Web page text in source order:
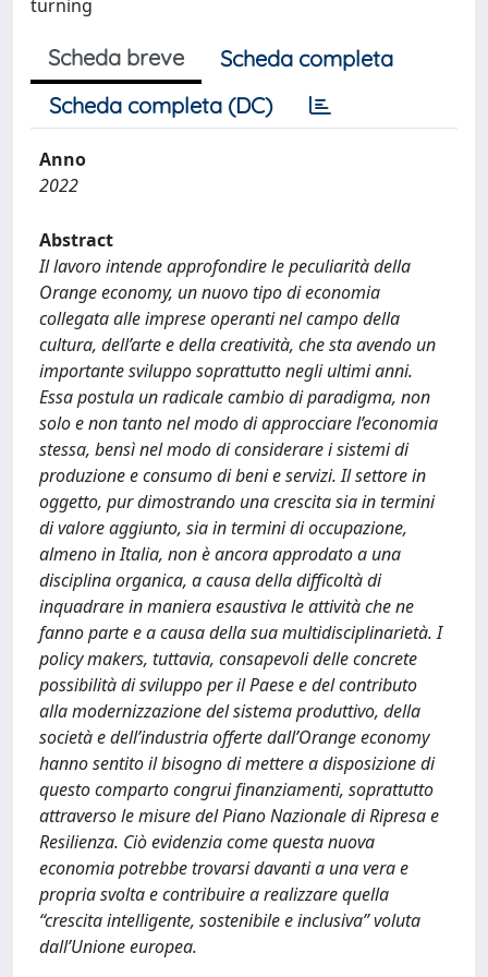
turning
Scheda breve
Scheda completa
Scheda completa (DC)
Anno
2022
Abstract
Il lavoro intende approfondire le peculiarità della
Orange economy, un nuovo tipo di economia
collegata alle imprese operanti nel campo della
cultura, dell’arte e della creatività, che sta avendo un
importante sviluppo soprattutto negli ultimi anni.
Essa postula un radicale cambio di paradigma, non
solo e non tanto nel modo di approcciare l’economia
stessa, bensì nel modo di considerare i sistemi di
produzione e consumo di beni e servizi. Il settore in
oggetto, pur dimostrando una crescita sia in termini
di valore aggiunto, sia in termini di occupazione,
almeno in Italia, non è ancora approdato a una
disciplina organica, a causa della difficoltà di
inquadrare in maniera esaustiva le attività che ne
fanno parte e a causa della sua multidisciplinarietà. I
policy makers, tuttavia, consapevoli delle concrete
possibilità di sviluppo per il Paese e del contributo
alla modernizzazione del sistema produttivo, della
società e dell’industria offerte dall’Orange economy
hanno sentito il bisogno di mettere a disposizione di
questo comparto congrui finanziamenti, soprattutto
attraverso le misure del Piano Nazionale di Ripresa e
Resilienza. Ciò evidenzia come questa nuova
economia potrebbe trovarsi davanti a una vera e
propria svolta e contribuire a realizzare quella
“crescita intelligente, sostenibile e inclusiva” voluta
dall’Unione europea.